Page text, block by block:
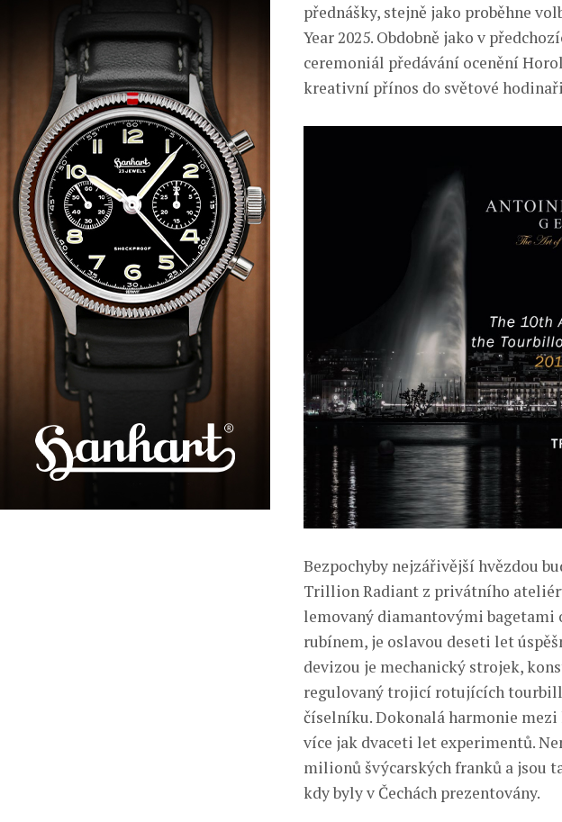
přednášky, stejně jako proběhne
Year 2025. Obdobně jako v
ceremoniál předávání ocenění
kreativní přínos do světové
Bezpochyby nejzářivější hvězdou
Trillion Radiant z privátního
lemovaný diamantovými bagetami
rubínem, je oslavou deseti let
devizou je mechanický strojek,
regulovaný trojicí rotujících
číselníku. Dokonalá harmonie
více jak dvaceti let experimentů.
milionů švýcarských franků a jsou
kdy byly v Čechách prezentovány.